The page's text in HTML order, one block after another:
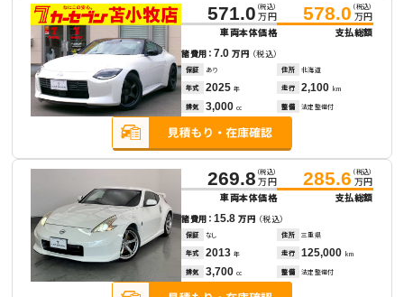
571.0 （税込）
万円
車両本体価格
578.0 （税込）
万円
支払総額
諸費用：7.0万円 （税込）
保証 あり 住所 北海道
年式 2025 年 走行 2,100 km
排気 3,000 cc 整備 法定整備付
269.8 （税込）
万円
車両本体価格
285.6 （税込）
万円
支払総額
諸費用：15.8万円 （税込）
保証 なし 住所 三重県
年式 2013 年 走行 125,000 km
排気 3,700 cc 整備 法定整備付